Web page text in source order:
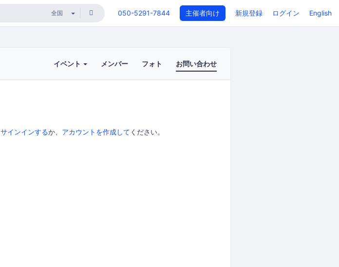
050-5291-7844 主催者向け 新規登録 ログイン English
イベント メンバー フォト お問い合わせ
サインインするか、 アカウントを作成して ください。